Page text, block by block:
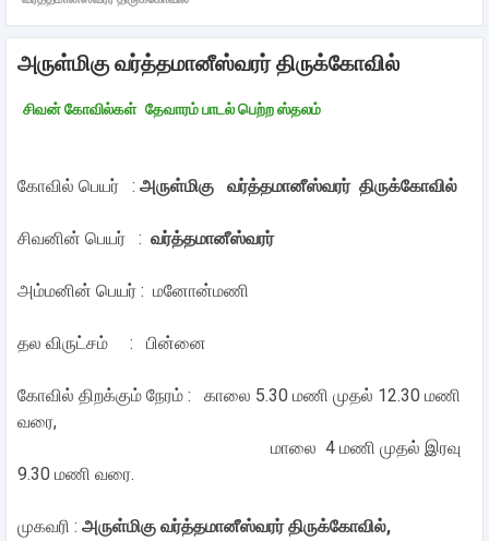
அருள்மிகு வர்த்தமானீஸ்வரர் திருக்கோவில்
சிவன் கோவில்கள் தேவாரம் பாடல் பெற்ற ஸ்தலம்
கோவில் பெயர் : அருள்மிகு வர்த்தமானீஸ்வரர் திருக்கோவில்
சிவனின் பெயர் : வர்த்தமானீஸ்வரர்
அம்மனின் பெயர் : மனோன்மணி
தல விருட்சம் : பின்னை
கோவில் திறக்கும் நேரம் : காலை 5.30 மணி முதல் 12.30 மணி
வரை,
மாலை 4 மணி முதல் இரவு
9.30 மணி வரை.
முகவரி : அருள்மிகு வர்த்தமானீஸ்வரர் திருக்கோவில்,